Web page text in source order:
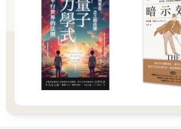
能預測尚未遭逢的狀況，理想上還須包含這
謹校正。數學家通常會找出數字或資料的模
以解釋這些模式的理論。例如，借助牛頓公
姆斯壯還未乘坐阿波羅十一號登陸月球時，
月球的重力大小。要是沒有這些公式，美國
否建造出可發射到月球的火箭呢。
奇怪的是，良好的模型並不一定要「完全」
用。」愛因斯坦的相對論研究成果告訴我們